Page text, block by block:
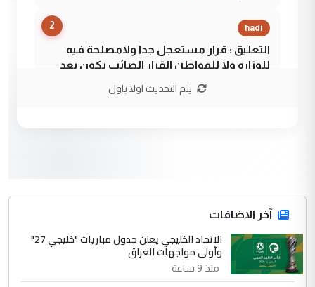
2 hadi
التعليق : قرار مستعجل جدا ولامصلحة فيه
للوزاره ولا للمواطن القرار الصائب يكون بعد
جنسية الرافد الثالث للعراق ومن اصول عريقة
ابا فرات ...
الموضوع :
الجواهري يرد على صدام حسين سل
مضجعيك يابن الزنا (نص كامل)
يتم التحديث اولا باول
آخر الاضافات
الاتحاد الخليجي يعلن جدول مباريات "خليجي 27"
وأولى مواجهات العراق
منذ 9 ساعة